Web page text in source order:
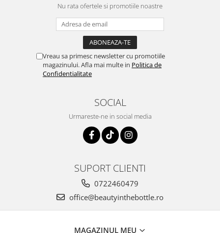
Nu rata ofertele si promotiile noastre
Vreau sa primesc newsletter cu promotiile
magazinului. Afla mai multe in Politica de
Confidentialitate
SOCIAL
Urmareste-ne in social media
SUPORT CLIENTI
0722460479
office@beautyinthebottle.ro
MAGAZINUL MEU